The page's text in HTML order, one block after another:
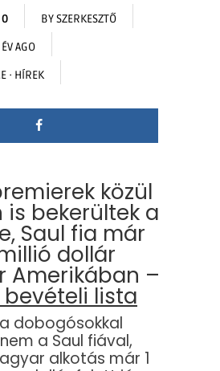
0 BYSZERKESZTŐ
AGO
· HÍREK
közül
is bekerültek a
Saul fia már
dollár
Amerikában –
bevételi lista
dobogósokkal
a Saul fiával,
alkotás már 1